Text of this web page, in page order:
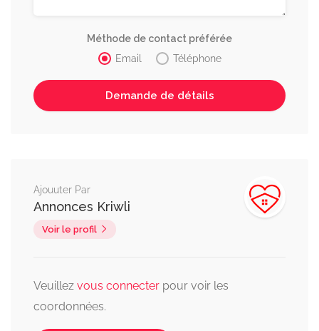
Méthode de contact préférée
Email
Téléphone
Ajouuter Par
Annonces Kriwli
Voir le profil
Veuillez vous connecter pour voir les
coordonnées.